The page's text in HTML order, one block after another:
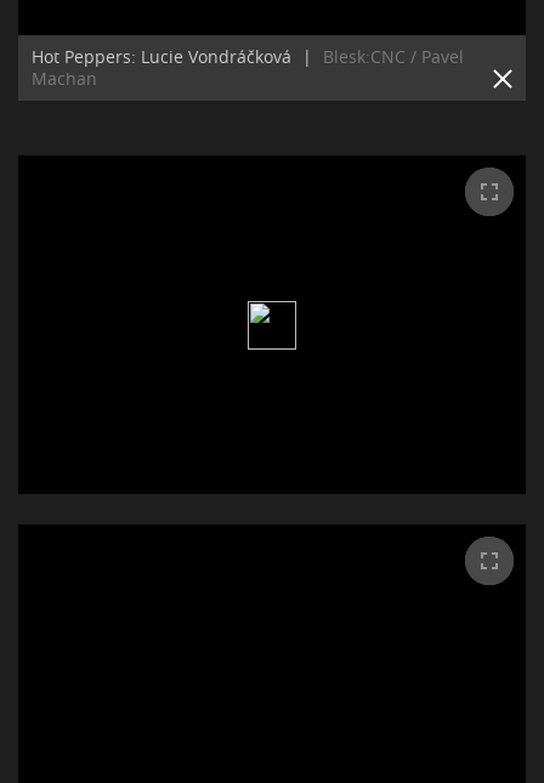
Hot Peppers: Lucie Vondráčková |
Blesk:CNC / Pavel
Machan